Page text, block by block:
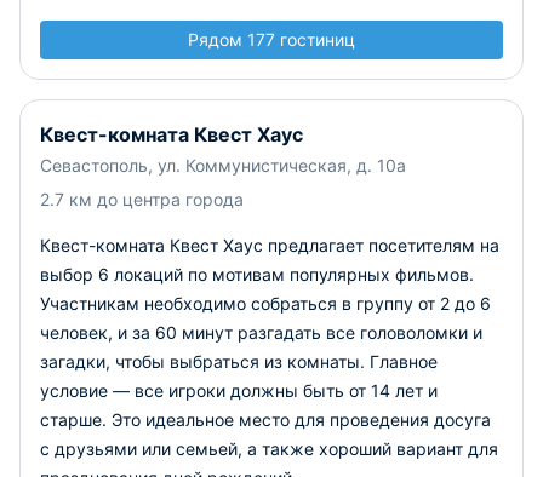
Рядом 177 гостиниц
Квест-комната Квест Хаус
Севастополь, ул. Коммунистическая, д. 10а
2.7 км до центра города
Квест-комната Квест Хаус предлагает посетителям на
выбор 6 локаций по мотивам популярных фильмов.
Участникам необходимо собраться в группу от 2 до 6
человек, и за 60 минут разгадать все головоломки и
загадки, чтобы выбраться из комнаты. Главное
условие — все игроки должны быть от 14 лет и
старше. Это идеальное место для проведения досуга
с друзьями или семьей, а также хороший вариант для